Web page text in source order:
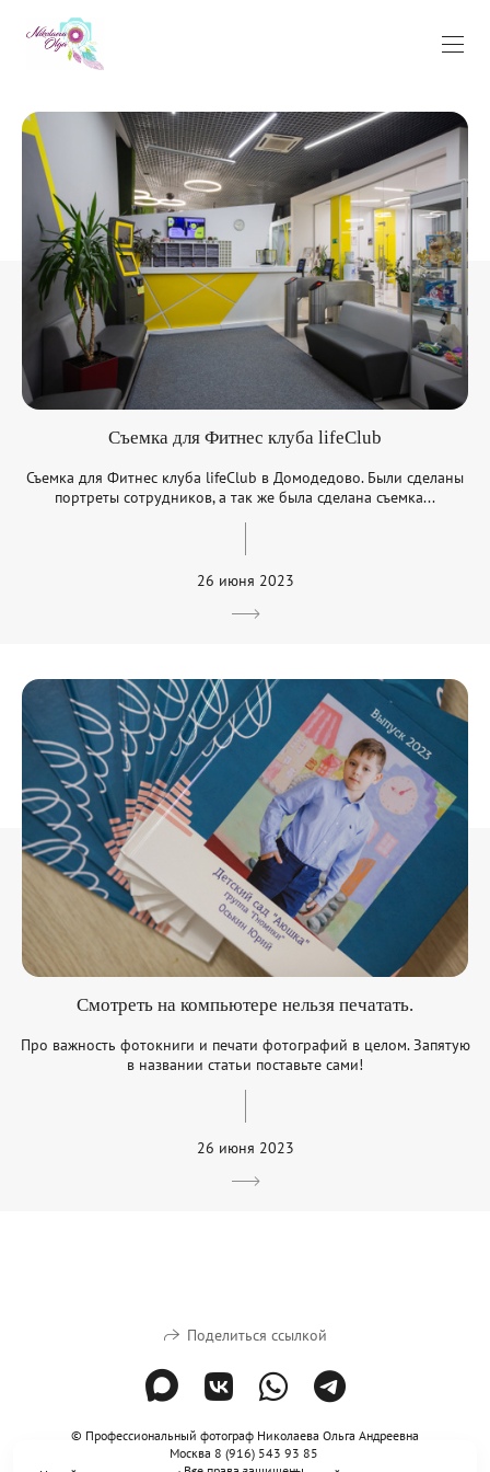
Съемка для Фитнес клуба lifeClub
Съемка для Фитнес клуба lifeClub в Домодедово. Были сделаны
портреты сотрудников, а так же была сделана съемка...
26 июня 2023
Смотреть на компьютере нельзя печатать.
Про важность фотокниги и печати фотографий в целом. Запятую
в названии статьи поставьте сами!
26 июня 2023
Поделиться ссылкой
© Профессиональный фотограф Николаева Ольга Андреевна
Москва 8 (916) 543 93 85